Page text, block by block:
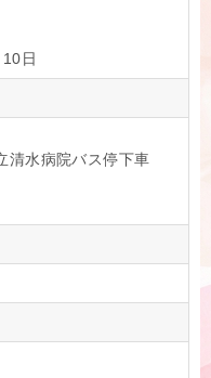
日
清水病院バス停下車